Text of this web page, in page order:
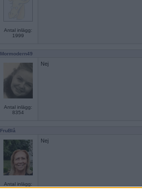
Antal inlägg:
1999
Mormodern49
Antal inlägg:
8354
Nej
FruBlå
Antal inlägg:
2242
Nej